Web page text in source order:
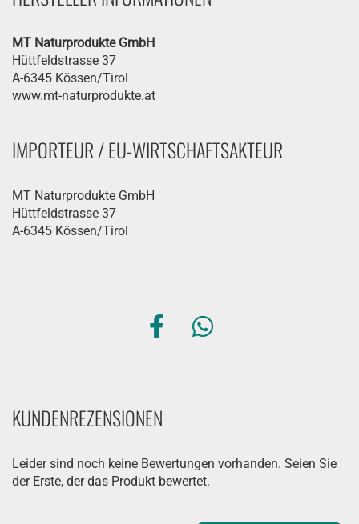
MT Naturprodukte GmbH
Hüttfeldstrasse 37
A-6345 Kössen/Tirol
www.mt-naturprodukte.at
IMPORTEUR / EU-WIRTSCHAFTSAKTEUR
MT Naturprodukte GmbH
Hüttfeldstrasse 37
A-6345 Kössen/Tirol
KUNDENREZENSIONEN
Leider sind noch keine Bewertungen vorhanden. Seien Sie
der Erste, der das Produkt bewertet.